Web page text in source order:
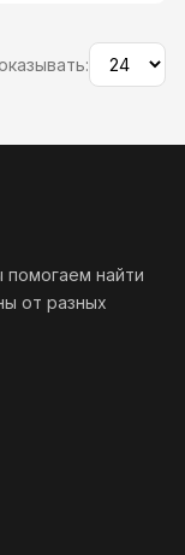
найти
от разных